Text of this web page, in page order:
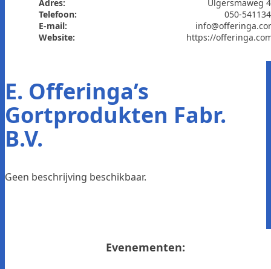
Adres:
Ulgersmaweg
Telefoon:
050-
E-mail:
Website:
https://
E. Offeringa’s
Gortprodukten Fabr.
B.V.
Geen beschrijving beschikbaar.
Evenementen: